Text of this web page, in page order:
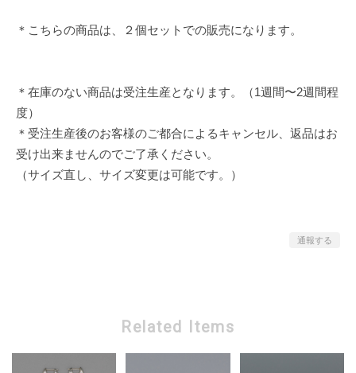
＊こちらの商品は、２個セットでの販売になります。
＊在庫のない商品は受注生産となります。（1週間〜2週間程
度）
＊受注生産後のお客様のご都合によるキャンセル、返品はお
受け出来ませんのでご了承ください。
（サイズ直し、サイズ変更は可能です。）
通報する
Related Items